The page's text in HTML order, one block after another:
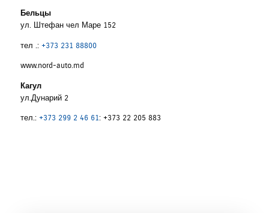
Бельцы
ул. Штефан чел Маре 152
тел .: +373 231 88800
www.nord-auto.md
Кагул
ул.Дунарий 2
тел.: +373 299 2 46 61: +373 22 205 883